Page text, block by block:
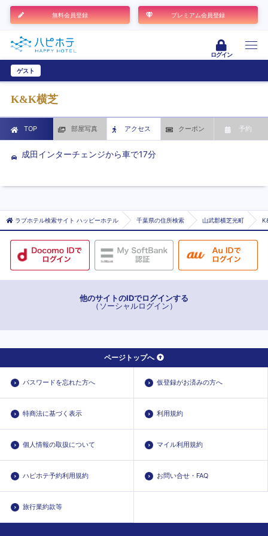
無料会員登録 プレミアム会員登録
ログイン
ゲスト
K&K横芝
TOP 部屋写真 アクセス クーポン 予約
成田インターチェンジから車で17分
ラブホテル検索サイト ハッピーホテル 千葉県の住所検索 山武郡横芝光町
他のサイトのIDでログインする
（ソーシャルログイン）
ページトップへ
パスワードを忘れた方へ 仮登録がお済みの方へ
特商法に基づく表示 利用規約
個人情報の取扱について マイル利用規約
ハピホテ予約利用規約 お問い合せ・FAQ
旅行業約款等